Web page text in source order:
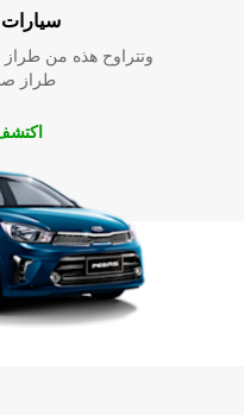
سيارات
وتتراوح هذه من
طراز